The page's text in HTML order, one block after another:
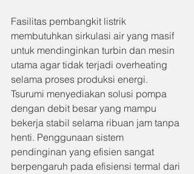
Fasilitas pembangkit listrik
membutuhkan sirkulasi air yang masif
untuk mendinginkan turbin dan mesin
utama agar tidak terjadi overheating
selama proses produksi energi.
Tsurumi menyediakan solusi pompa
dengan debit besar yang mampu
bekerja stabil selama ribuan jam tanpa
henti. Penggunaan sistem
pendinginan yang efisien sangat
berpengaruh pada efisiensi termal dari